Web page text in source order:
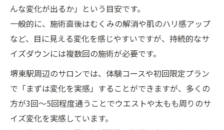
んな変化が出るか」という目安です。
一般的に、施術直後はむくみの解消や肌のハリ感アップ
など、目に見える変化を感じやすいですが、持続的なサ
イズダウンには複数回の施術が必要です。
堺東駅周辺のサロンでは、体験コースや初回限定プラン
で「まずは変化を実感」することができますが、多くの
方が3回～5回程度通うことでウエストや太もも周りのサ
イズ変化を実感しています。